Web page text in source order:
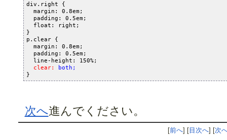
div.right {
  margin: 0.8em;
  padding: 0.5em;
  float: right;
}
p.clear {
  margin: 0.8em;
  padding: 0.5em;
  line-height: 150%;
clear:
both;
次へ進んでください。
[前へ] [目次へ] [次